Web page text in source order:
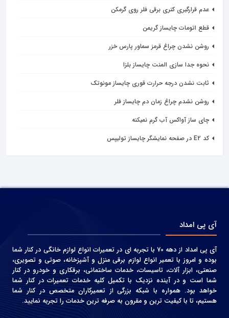
عدم قرارگیری کتری برقی فلر روی گرمکن
قطع اتومات چایساز گریمن
روشن نشدن چراغ قرمز سماور پارس خزر
نحوه جدا سازی المنت چایساز بلزا
ثابت نشدن درجه حرارت قوری چایساز مونوتک
روشن نشدم چراغ زمان دم چایساز فلر
چای ساز آواکس آب گرم نمیکنه
کد E2 در صفحه نمایشگر چایساز تولیپس
آی پی امداد
آی پی امداد از دهه 70 با تجربه ای در تعمیرات انواع لوازم خانگی در کنار شما
بوده و امروز با تعمیر انواع لوازم برقی منزل و آشپزخانه، صوتی و‌ تصویری،
صنعتی، ابزار آلات، تاسیسات، خدمات ساختمانی، برقکاری و خودرو در کنار
شما است و در آینده نزدیک با تکمیل کلیه خدمات تعمیرات در کنار شما
خواهد بود. همواره با شبکه بزرگی از تعمیرکاران متخصص در کنار شما
هستیم، تا با کیفیت ترین و مقرون به صرفه ترین خدمات را تجربه نمایید.